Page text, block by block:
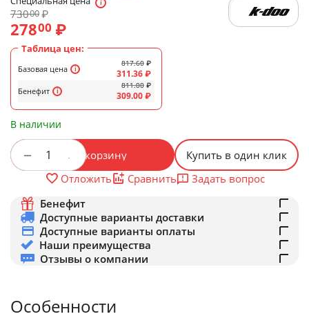
73000₽
27800 ₽
Таблица цен:
Базовая цена
Бенефит
817.60 ₽
311.36₽
811.00 ₽
309.00₽
В наличии
+
− В корзину
Купить в один клик
Отложить
Сравнить
Задать вопрос
Бенефит
Доступные варианты доставки
Доступные варианты оплаты
Наши преимущества
Отзывы о компании
Особенности